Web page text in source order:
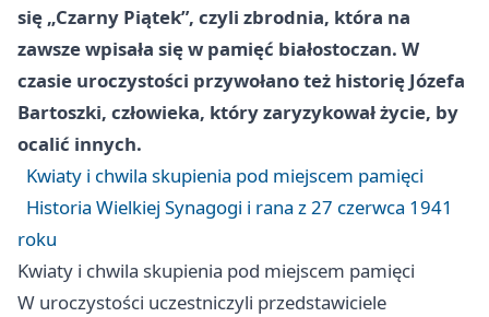
się „Czarny Piątek”, czyli zbrodnia, która na
zawsze wpisała się w pamięć białostoczan. W
czasie uroczystości przywołano też historię Józefa
Bartoszki, człowieka, który zaryzykował życie, by
ocalić innych.
Kwiaty i chwila skupienia pod miejscem pamięci
Historia Wielkiej Synagogi i rana z 27 czerwca 1941
roku
Kwiaty i chwila skupienia pod miejscem pamięci
W uroczystości uczestniczyli przedstawiciele